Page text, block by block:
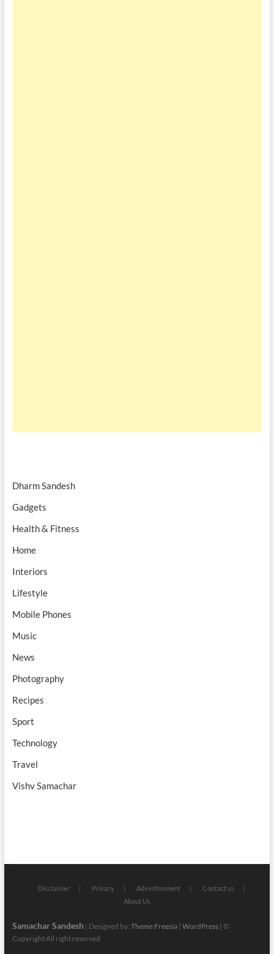
Dharm Sandesh
Gadgets
Health & Fitness
Home
Interiors
Lifestyle
Mobile Phones
Music
News
Photography
Recipes
Sport
Technology
Travel
Vishv Samachar
Disclaimer Privacy Advertisement
Contact us
About Us
Samachar Sandesh | Designed by: Theme Freesia| WordPress| ©
Copyright All right reserved